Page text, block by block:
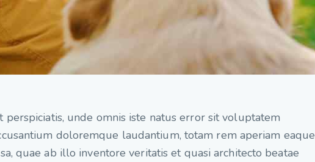
perspiciatis, unde omnis iste natus error sit voluptatem
doloremque laudantium, totam rem aperiam eaque
quae ab illo inventore veritatis et quasi architecto beatae